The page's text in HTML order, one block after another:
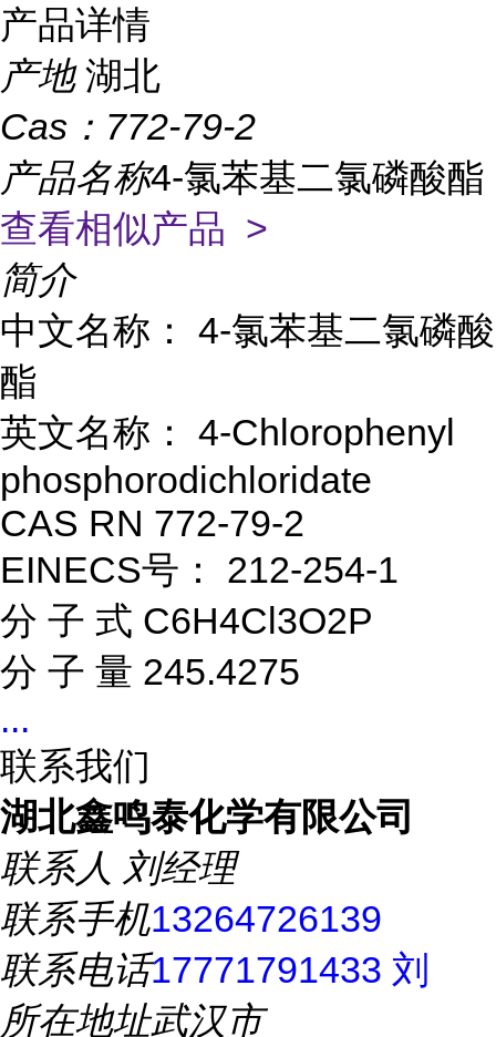
产品详情
产地 湖北
Cas： 772-79-2
产品名称4-氯苯基二氯磷酸酯
查看相似产品 >
简介
中文名称： 4-氯苯基二氯磷酸
酯
英文名称： 4-Chlorophenyl
phosphorodichloridate
CAS RN 772-79-2
EINECS号： 212-254-1
分 子 式 C6H4Cl3O2P
分 子 量 245.4275
...
联系我们
湖北鑫鸣泰化学有限公司
联系人 刘经理
联系手机13264726139
联系电话17771791433 刘
所在地址武汉市